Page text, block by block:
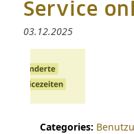
Service
03.12.2025
Categories: